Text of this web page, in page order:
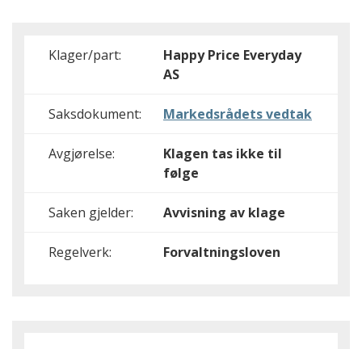
Klager/part:
Happy Price Everyday
AS
Saksdokument: Markedsrådets vedtak
Avgjørelse:
Klagen tas ikke til
følge
Saken gjelder: Avvisning av klage
Regelverk: Forvaltningsloven